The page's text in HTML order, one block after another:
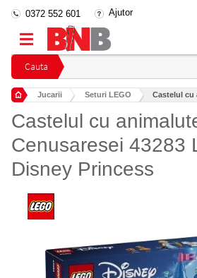
Cauta
0372 552 601 Ajutor
Jucarii Seturi LEGO Castelul cu
Castelul cu
Cenusaresei 43283
Disney Princess